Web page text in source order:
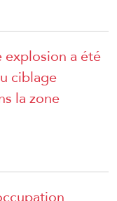
a été
ciblage
la zone